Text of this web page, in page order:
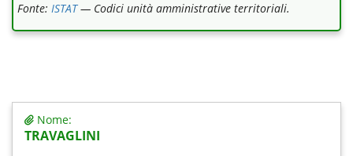
Fonte: ISTAT— Codici unità amministrative territoriali.
Nome:
TRAVAGLINI